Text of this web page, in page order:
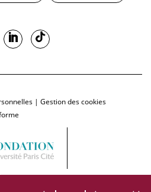
| Gestion des cookies